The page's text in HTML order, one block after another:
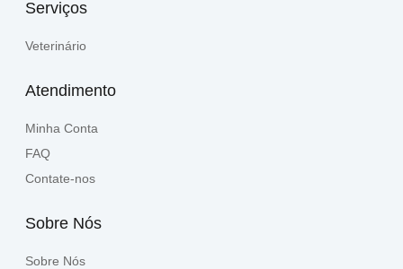
Serviços
Veterinário
Atendimento
Minha Conta
FAQ
Contate-nos
Sobre Nós
Sobre Nós